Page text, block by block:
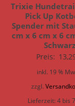
Trixie
Pick Up
Spender mit
cm x 6 cm x 6
Schwarz
Preis:
inkl. 19 %
zzgl.
Lieferzeit:4 bis